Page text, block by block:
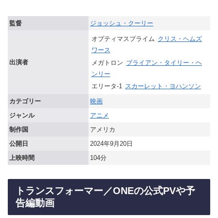
監督 ジョッシュ・クーリー
出演者
オプティマスプライム クリス・ヘムズ
ワース
メガトロン ブライアン・タイリー・ヘ
ンリー
エリータ-1 スカーレット・ヨハンソン
カテゴリー
映画
ジャンル
アニメ
制作国
アメリカ
公開日
2024年9月20日
上映時間
104分
トランスフォーマー／ONEの公式PVや予
告編動画